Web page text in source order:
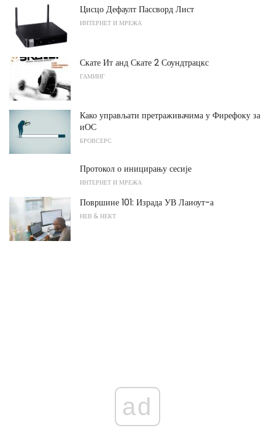
Цисцо Дефаулт Пассворд Лист
ИНТЕРНЕТ И МРЕЖА
Скате Ит анд Скате 2 Соундтрацкс
ГАМИНГ
Како управљати претраживачима у Фирефоку за
иОС
БРОВСЕРС
Протокол о иницирању сесије
ИНТЕРНЕТ И МРЕЖА
Површине 101: Израда УВ Лаиоут-а
НЕВ & НЕКТ
ad